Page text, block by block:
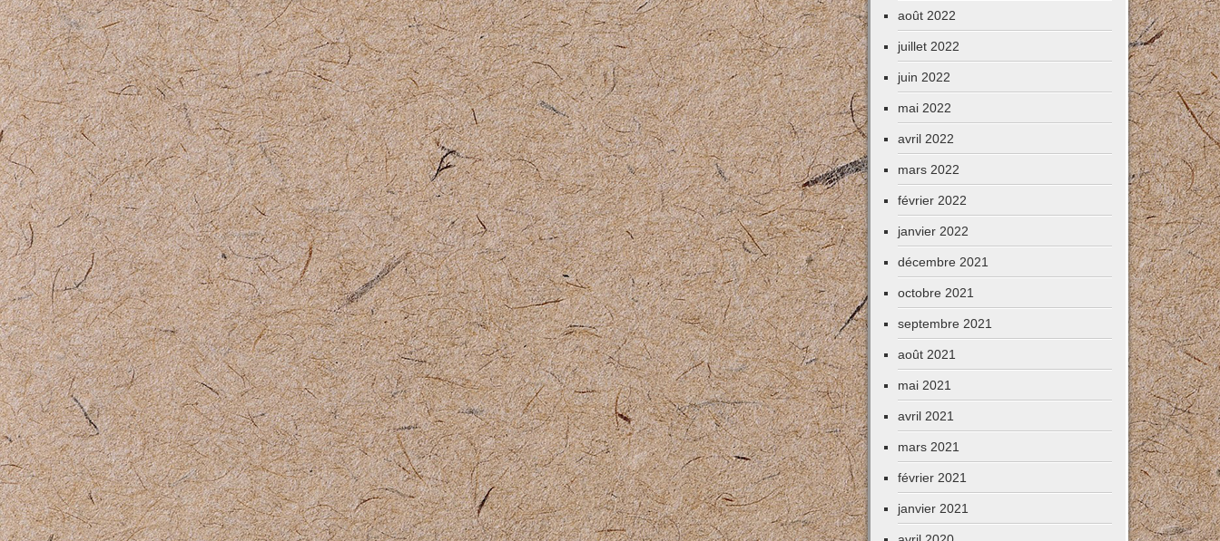
août 2022
juillet 2022
juin 2022
mai 2022
avril 2022
mars 2022
février 2022
janvier 2022
décembre 2021
octobre 2021
septembre 2021
août 2021
mai 2021
avril 2021
mars 2021
février 2021
janvier 2021